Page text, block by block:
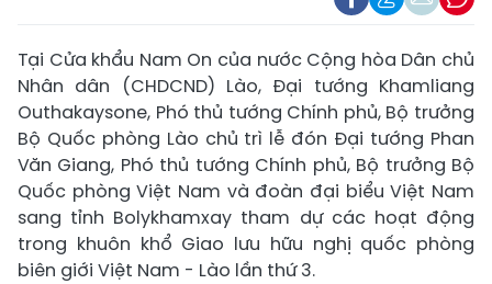
Tại Cửa khẩu Nam On của nước Cộng hòa Dân chủ
Nhân dân (CHDCND) Lào, Đại tướng Khamliang
Outhakaysone, Phó thủ tướng Chính phủ, Bộ trưởng
Bộ Quốc phòng Lào chủ trì lễ đón Đại tướng Phan
Văn Giang, Phó thủ tướng Chính phủ, Bộ trưởng Bộ
Quốc phòng Việt Nam và đoàn đại biểu Việt Nam
sang tỉnh Bolykhamxay tham dự các hoạt động
trong khuôn khổ Giao lưu hữu nghị quốc phòng
biên giới Việt Nam - Lào lần thứ 3.